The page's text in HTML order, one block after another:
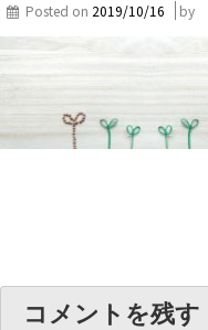
Posted on 2019/10/16 by
コメントを残す